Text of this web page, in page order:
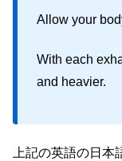
Allow your
With each
and heavier.
上記の英語の日本